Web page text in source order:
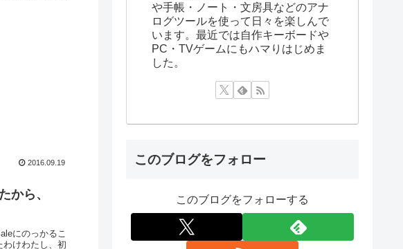
2016.09.19
から、
にのっかるこ
わけわたし、初
や手帳・ノート・文房具などのアナ
ログツールを使って日々を楽しんで
います。最近では自作キーボードや
PC・TVゲームにもハマりはじめま
した。
このブログをフォロー
このブログをフォローする